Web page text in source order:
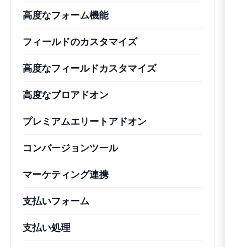
高度なフォーム機能
フィールドのカスタマイズ
高度なフィールドカスタマイズ
高度なプロアドオン
プレミアムエリートアドオン
コンバージョンツール
マーケティング連携
支払いフォーム
支払い処理